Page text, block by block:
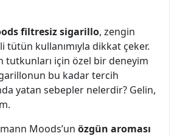
filtresiz sigarillo, zengin
tütün kullanımıyla dikkat çeker.
tutkunları için özel bir deneyim
bu kadar tercih
yatan sebepler nelerdir? Gelin,
Moods’un özgün aroması